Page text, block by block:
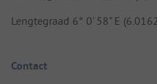
Lengtegraad 6° 0' 58" E
Contact